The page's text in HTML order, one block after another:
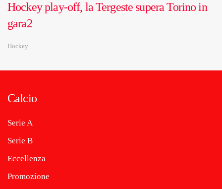
Hockey play-off, la Tergeste supera Torino in
gara2
Hockey
Calcio
Serie A
Serie B
Eccellenza
Promozione